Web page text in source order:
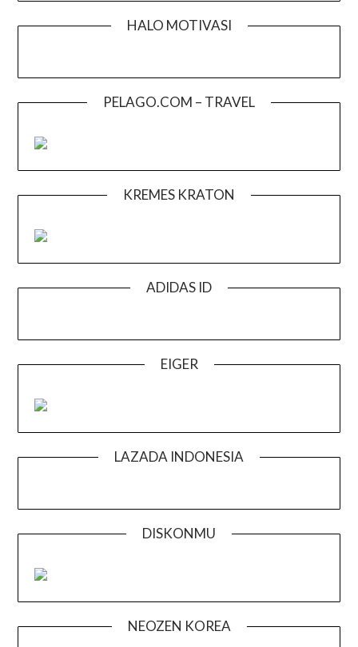
HALO MOTIVASI
PELAGO.COM – TRAVEL
KREMES KRATON
ADIDAS ID
EIGER
LAZADA INDONESIA
DISKONMU
NEOZEN KOREA